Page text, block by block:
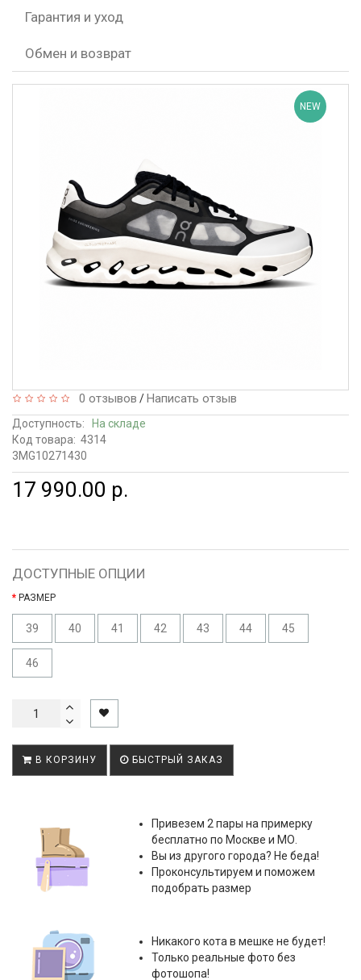
Гарантия и уход
Обмен и возврат
NEW
0 отзывов /Написать отзыв
Доступность:
На складе
Код товара: 4314
3MG10271430
17 990.00 р.
ДОСТУПНЫЕ ОПЦИИ
РАЗМЕР
39 40 41 42 43 44 45
46
В КОРЗИНУ БЫСТРЫЙ ЗАКАЗ
Привезем 2 пары на примерку
бесплатно по Москве и МО.
Вы из другого города? Не беда!
Проконсультируем и поможем
подобрать размер
Никакого кота в мешке не будет!
Только реальные фото без
фотошопа!